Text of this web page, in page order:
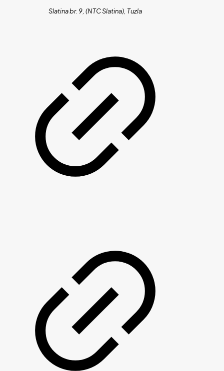
Slatina br. 9, (NTC Slatina), Tuzla